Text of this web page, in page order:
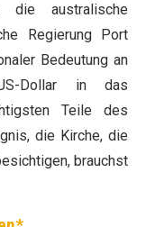
die australische
Regierung Port
Bedeutung an
Dollar in das
Teile des
die Kirche, die
brauchst